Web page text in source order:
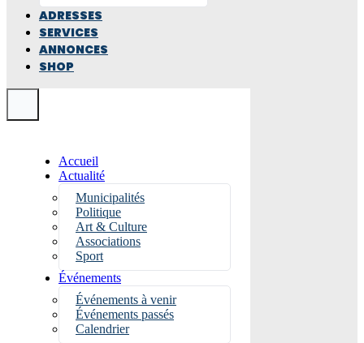
ADRESSES
SERVICES
ANNONCES
SHOP
Accueil
Actualité
Municipalités
Politique
Art & Culture
Associations
Sport
Événements
Événements à venir
Événements passés
Calendrier